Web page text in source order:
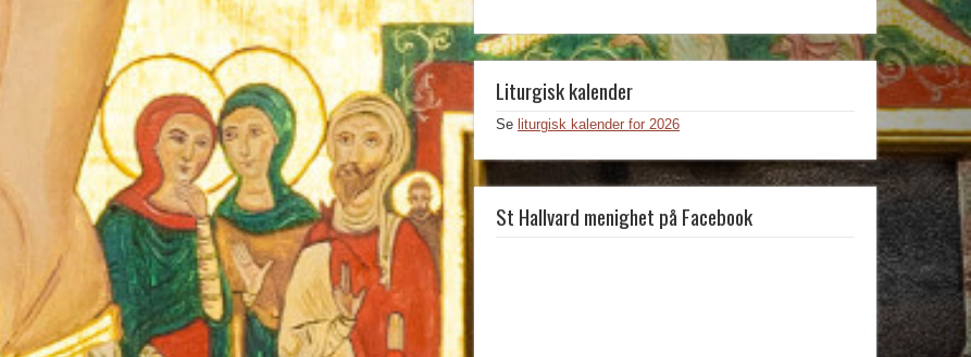
Liturgisk kalender
Se liturgisk kalender for 2026
St Hallvard menighet på Facebook